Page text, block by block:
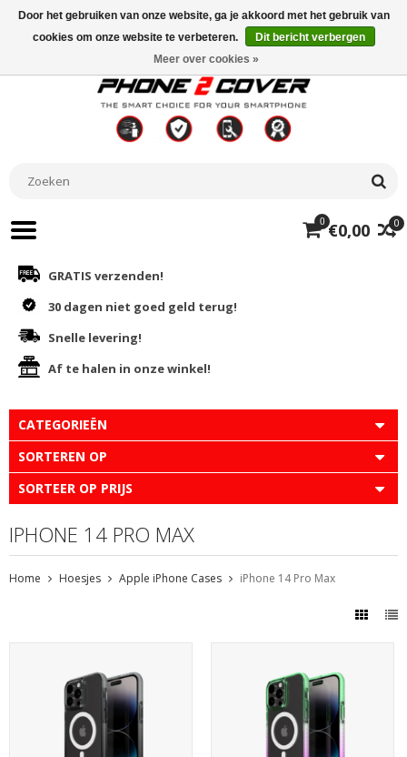
0
0 €0,00
GRATIS verzenden!
30 dagen niet goed geld terug!
Snelle levering!
Af te halen in onze winkel!
CATEGORIEËN
SORTEREN OP
SORTEER OP PRIJS
IPHONE 14 PRO MAX
Home Hoesjes Apple iPhone Cases iPhone 14 Pro Max
Door het gebruiken van onze website, ga je akkoord met het gebruik van
cookies om onze website te verbeteren.
Dit bericht verbergen
Meer over cookies »